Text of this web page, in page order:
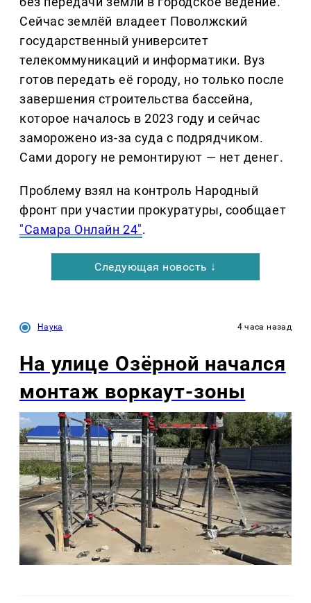
Сейчас землёй владеет Поволжский
государственный университет
телекоммуникаций и информатики. Вуз
готов передать её городу, но только после
завершения строительства бассейна,
которое началось в 2023 году и сейчас
заморожено из-за суда с подрядчиком.
Сами дорогу не ремонтируют — нет денег.
Проблему взял на контроль Народный
фронт при участии прокуратуры, сообщает
"Самара Онлайн 24".
Следующая новость ↓
Наука 4 часа назад
На улице Озëрной начался
монтаж воркаут-зоны